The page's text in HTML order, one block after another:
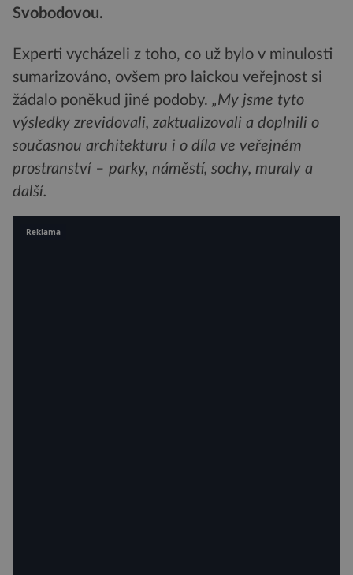
Svobodovou.
Experti vycházeli z toho, co už bylo v minulosti
sumarizováno, ovšem pro laickou veřejnost si
žádalo poněkud jiné podoby. „My jsme tyto
výsledky zrevidovali, zaktualizovali a doplnili o
současnou architekturu i o díla ve veřejném
prostranství – parky, náměstí, sochy, muraly a
další.
Reklama